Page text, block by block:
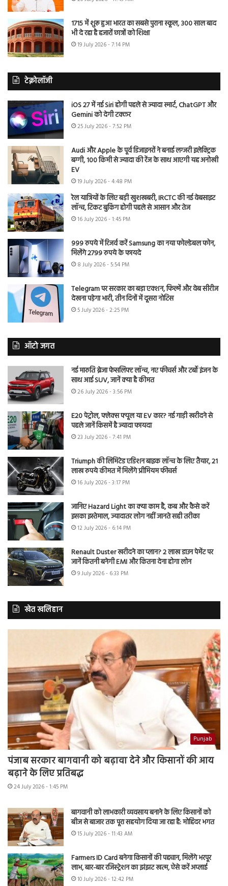
1715 में शुरू हुआ भारत का सबसे पुराना स्कूल, 300 साल बाद
भी दे रहा है हजारों छात्रों को शिक्षा
19 July 2026 - 7:14 PM
टेक्नोलॉजी
iOS 27 में नई Siri होगी पहले से ज्यादा स्मार्ट, ChatGPT और
Gemini को देगी टक्कर
25 July 2026 - 7:52 PM
Audi और Apple के पूर्व डिजाइनरों ने बनाई लग्जरी इलेक्ट्रिक
बग्गी, 100 किमी से ज्यादा की रेंज के साथ आएगी यह अनोखी
EV
19 July 2026 - 4:48 PM
रेल यात्रियों के लिए बड़ी खुशखबरी, IRCTC की नई वेबसाइट
लॉन्च, टिकट बुकिंग होगी पहले से आसान और तेज
16 July 2026 - 1:45 PM
999 रुपये में रिजर्व करें Samsung का नया फोल्डेबल फोन,
मिलेंगे 2799 रुपये के फायदे
8 July 2026 - 5:54 PM
Telegram पर सरकार का बड़ा एक्शन, फिल्में और वेब सीरीज
देखना पड़ेगा भारी, तीन दिनों में दूसरा नोटिस
5 July 2026 - 2:25 PM
ऑटो जगत
नई मारुति ब्रेजा फेसलिफ्ट लॉन्च, नए फीचर्स और टर्बो इंजन के
साथ आई SUV, जानें क्या है कीमत
26 July 2026 - 3:56 PM
E20 पेट्रोल, फ्लेक्स फ्यूल या EV कार? नई गाड़ी खरीदने से
पहले जानें किसमें है ज्यादा फायदा
23 July 2026 - 7:41 PM
Triumph की लिमिटेड एडिशन बाइक लॉन्च के लिए तैयार, 21
लाख रुपये कीमत में मिलेंगे प्रीमियम फीचर्स
16 July 2026 - 3:17 PM
जानिए Hazard Light का क्या काम है, कब और कैसे करें
इसका इस्तेमाल, ज्यादातर लोग नहीं जानते सही तरीका
12 July 2026 - 6:14 PM
Renault Duster खरीदने का प्लान? 2 लाख डाउन पेमेंट पर
जानें कितनी बनेगी EMI और कितना देना होगा लोन
9 July 2026 - 6:33 PM
खेत खलिहान
Punjab
पंजाब सरकार बागवानी को बढ़ावा देने और किसानों की आय
बढ़ाने के लिए प्रतिबद्ध
24 July 2026 - 1:45 PM
बागवानी को लाभकारी व्यवसाय बनाने के लिए किसानों को
बीज से बाजार तक पूरा सहयोग दिया जा रहा है: मोहिंदर भगत
15 July 2026 - 11:43 AM
Farmers ID Card बनेगा किसानों की पहचान, मिलेंगे भरपूर
लाभ, बार-बार रजिस्ट्रेशन का झंझट खत्म, ऐसे करें अप्लाई
10 July 2026 - 12:42 PM